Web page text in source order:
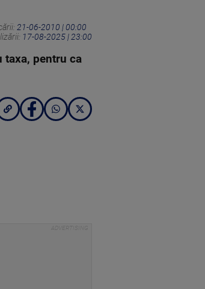
21-06-2010 | 00:00
17-08-2025 | 23:00
taxa, pentru ca